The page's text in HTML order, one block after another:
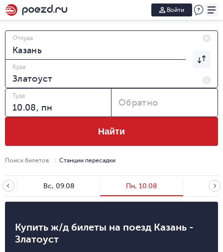
Войти
Откуда
Куда
Туда
Обратно
Найти
Поиск билетов Станции пересадки
Вс, 09.08 Пн, 10.08
Купить ж/д билеты на поезд Казань -
Златоуст